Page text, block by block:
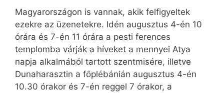
Magyarországon is vannak, akik felfigyeltek
ezekre az üzenetekre. Idén augusztus 4-én 10
órára és 7-én 11 órára a pesti ferences
templomba várják a híveket a mennyei Atya
napja alkalmából tartott szentmisére, illetve
Dunaharasztin a főplébánián augusztus 4-én
10.30 órakor és 7-én reggel 7 órakor, a